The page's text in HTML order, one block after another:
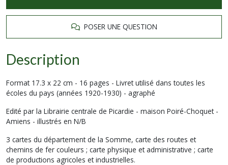
POSER UNE QUESTION
Description
Format 17.3 x 22 cm - 16 pages - Livret utilisé dans toutes les
écoles du pays (années 1920-1930) - agraphé
Edité par la Librairie centrale de Picardie - maison Poiré-Choquet -
Amiens - illustrés en N/B
3 cartes du département de la Somme, carte des routes et
chemins de fer couleurs ; carte physique et administrative ; carte
de productions agricoles et industrielles.